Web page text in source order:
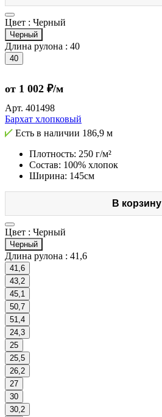
Цвет : Черный
Черный
Длина рулона : 40
40
от 1 002 ₽/м
Арт. 401498
Бархат хлопковый
Есть в наличии 186,9 м
Плотность: 250 г/м²
Состав: 100% хлопок
Ширина: 145см
В корзину
Цвет : Черный
Черный
Длина рулона : 41,6
41,6
43,2
45,1
50,7
51,4
24,3
25
25,5
26,2
27
30
30,2